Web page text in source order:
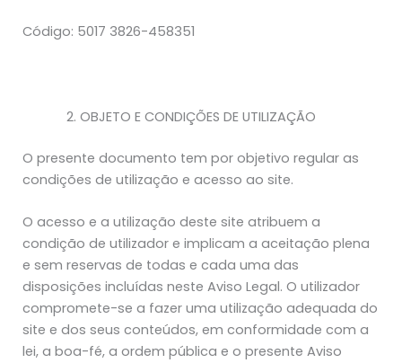
Código: 5017 3826-458351
OBJETO E CONDIÇÕES DE UTILIZAÇÃO
O presente documento tem por objetivo regular as
condições de utilização e acesso ao site.
O acesso e a utilização deste site atribuem a
condição de utilizador e implicam a aceitação plena
e sem reservas de todas e cada uma das
disposições incluídas neste Aviso Legal. O utilizador
compromete-se a fazer uma utilização adequada do
site e dos seus conteúdos, em conformidade com a
lei, a boa-fé, a ordem pública e o presente Aviso